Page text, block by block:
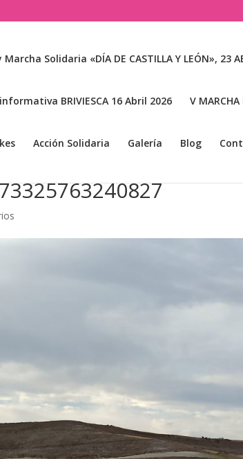
Solidaria «DÍA DE CASTILLA Y LEÓN», 23
BRIVIESCA 16 Abril 2026 V MARCHA
Acción Solidaria Galería Blog